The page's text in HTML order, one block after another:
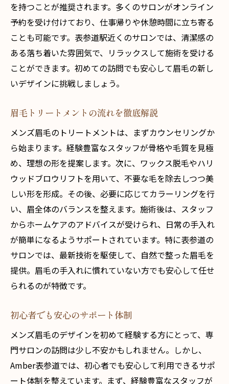
を持つことが推奨されます。多くのサロンがオンライン
予約を受け付けており、仕事帰りや休憩時間に立ち寄る
ことも可能です。表参道駅近くのサロンでは、清潔感の
ある落ち着いた雰囲気で、リラックスして施術を受ける
ことができます。初めての訪問でも安心して眉毛の新し
いデザインに挑戦しましょう。
眉毛トリートメントの流れを徹底解説
メンズ眉毛のトリートメントは、まずカウンセリングか
ら始まります。経験豊富なスタッフが骨格や毛質を見極
め、理想の形を提案します。次に、ワックス脱毛やハリ
ウッドブロウリフトを用いて、不要な毛を除去しつつ美
しい形を形成。その後、必要に応じてカラーリングを行
い、眉全体のバランスを整えます。施術後は、スタッフ
からホームケアのアドバイスが受けられ、日常の手入れ
が簡単になるようサポートされています。特に表参道の
サロンでは、最新技術を駆使して、自然で整った眉毛を
提供。眉毛の手入れに慣れていない方でも安心して任せ
られるのが特徴です。
初心者でも安心のサポート体制
メンズ眉毛のデザインを初めて経験する方にとって、専
門サロンの訪問は少し不安かもしれません。しかし、
Amber表参道では、初心者でも安心して利用できるサポ
ート体制を整えています。まず、経験豊富なスタッフが